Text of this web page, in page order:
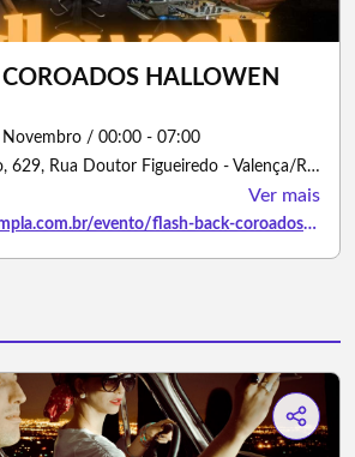
HALLOWEN
Novembro / 00:00 - 07:00
R. Dr. Figueiredo, 629, Rua Doutor Figueiredo - Valença/Rio de Janeiro
Ver mais
https://www.sympla.com.br/evento/flash-back-coroados-hallowen/3505046